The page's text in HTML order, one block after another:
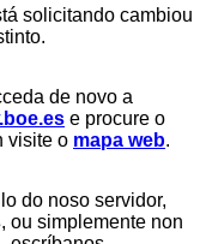
solicitando cambiou
de novo a
e procure o
visite o mapa web.
do noso servidor,
, ou simplemente non